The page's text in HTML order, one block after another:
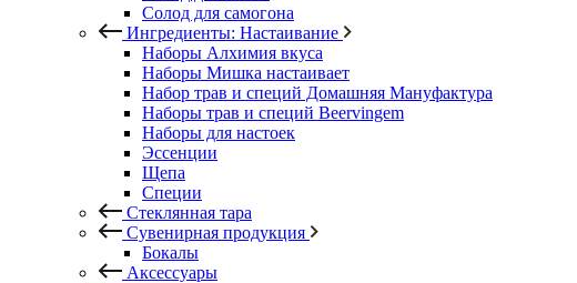
Солод для самогона
Ингредиенты: Настаивание
Наборы Алхимия вкуса
Наборы Мишка настаивает
Набор трав и специй Домашняя Мануфактура
Наборы трав и специй Beervingem
Наборы для настоек
Эссенции
Щепа
Специи
Стеклянная тара
Сувенирная продукция
Бокалы
Аксессуары